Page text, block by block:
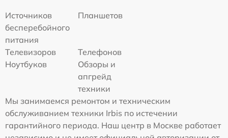
Источников
бесперебойного
питания
Планшетов
Телевизоров
Телефонов
Ноутбуков
Обзоры и
апгрейд
техники
Мы занимаемся ремонтом и техническим
обслуживанием техники Irbis по истечении
гарантийного периода. Наш центр в Москве работает